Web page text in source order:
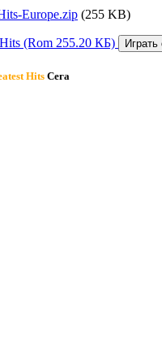
Europe.zip (255 KB)
(Rom 255.20 КБ)
Hits Сега